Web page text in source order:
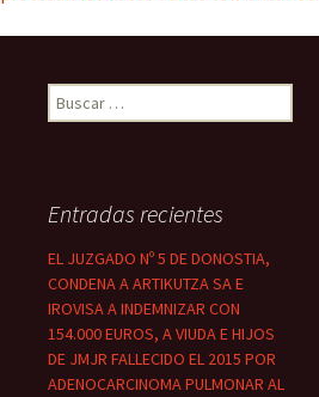
Buscar:
Entradas recientes
EL JUZGADO Nº 5 DE DONOSTIA,
CONDENA A ARTIKUTZA SA E
IROVISA A INDEMNIZAR CON
154.000 EUROS, A VIUDA E HIJOS
DE JMJR FALLECIDO EL 2015 POR
ADENOCARCINOMA PULMONAR AL